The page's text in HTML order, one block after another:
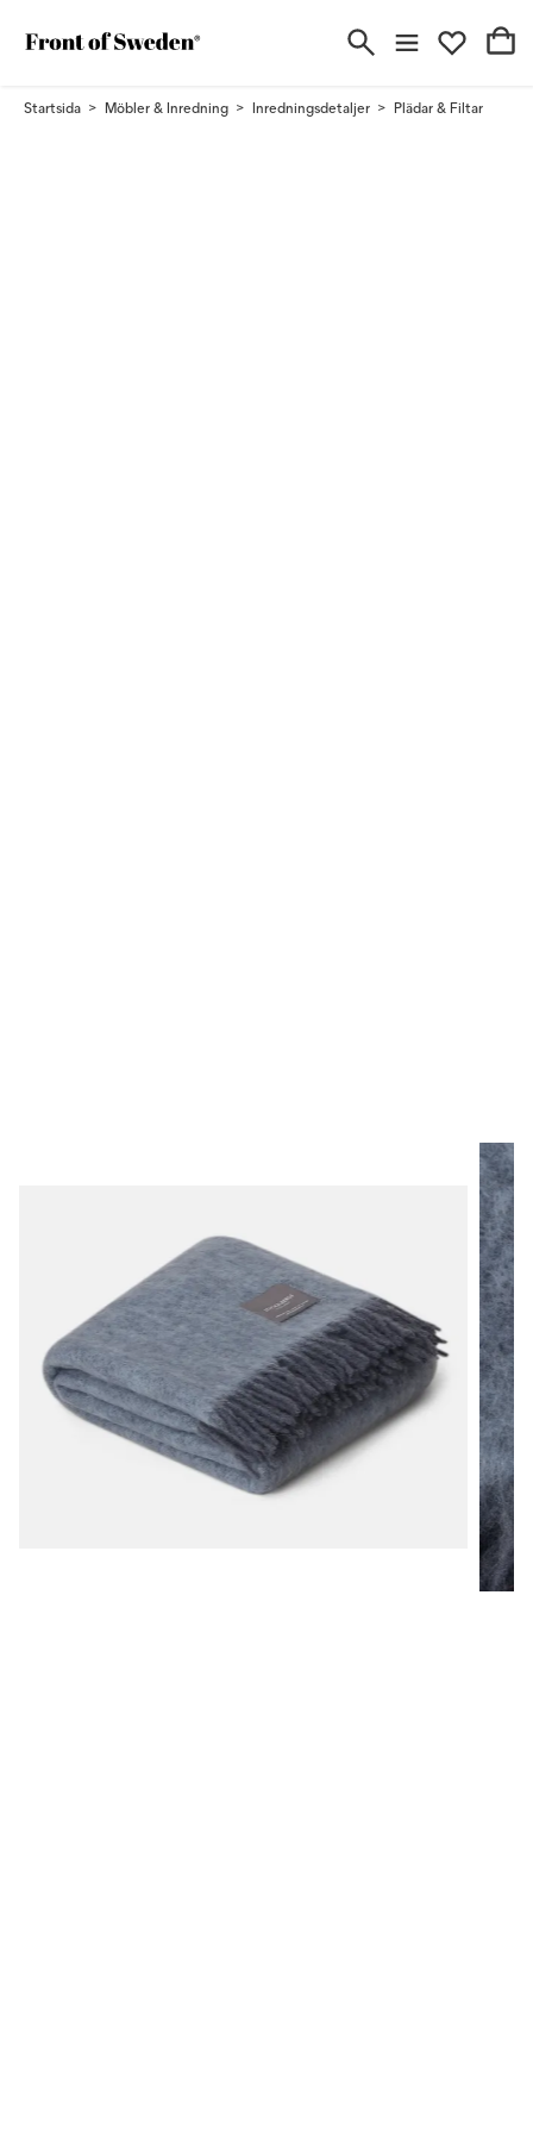
Startsida Möbler & Inredning Inredningsdetaljer Plädar & Filtar